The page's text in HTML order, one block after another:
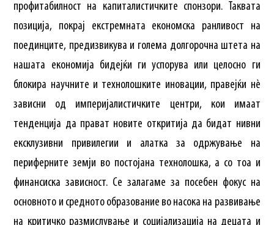
профитабилност на капиталистичките спонзори. Таквата
позиција, покрај екстремната економска ранливост на
поединците, предизвикува и голема долгорочна штета на
нашата економија бидејќи ги успорува или целосно ги
блокира научните и технолошките иновации, правејќи нè
зависни од империјалистичките центри, кои имаат
тенденција да прават новите откритија да бидат нивни
ексклузивни привилегии и алатка за одржување на
периферните земји во постојана технолошка, а со тоа и
финансиска зависност. Се залагаме за посебен фокус на
основното и средното образование во насока на развивање
на критичко размислување и социјализација на децата и